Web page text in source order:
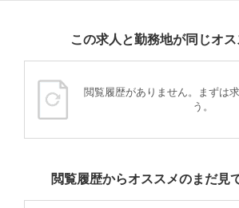
この求人と勤務地が同じオス
閲覧履歴がありません。まずは
う。
閲覧履歴からオススメのまだ見